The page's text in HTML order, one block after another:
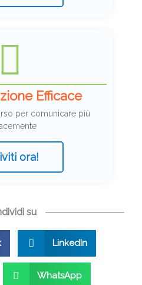
Efficace
per comunicare più
ora!
su
LinkedIn
WhatsApp